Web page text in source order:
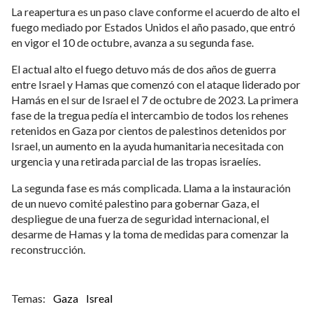
La reapertura es un paso clave conforme el acuerdo de alto el
fuego mediado por Estados Unidos el año pasado, que entró
en vigor el 10 de octubre, avanza a su segunda fase.
El actual alto el fuego detuvo más de dos años de guerra
entre Israel y Hamas que comenzó con el ataque liderado por
Hamás en el sur de Israel el 7 de octubre de 2023. La primera
fase de la tregua pedía el intercambio de todos los rehenes
retenidos en Gaza por cientos de palestinos detenidos por
Israel, un aumento en la ayuda humanitaria necesitada con
urgencia y una retirada parcial de las tropas israelíes.
La segunda fase es más complicada. Llama a la instauración
de un nuevo comité palestino para gobernar Gaza, el
despliegue de una fuerza de seguridad internacional, el
desarme de Hamas y la toma de medidas para comenzar la
reconstrucción.
Gaza Isreal